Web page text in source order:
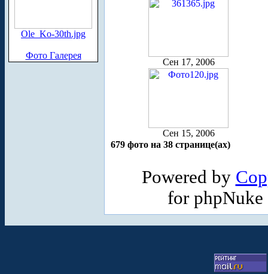
Ole_Ko-30th.jpg
Фото Галерея
Сен 17, 2006
Сен 15, 2006
679 фото на 38 странице(ах)
Powered by
for